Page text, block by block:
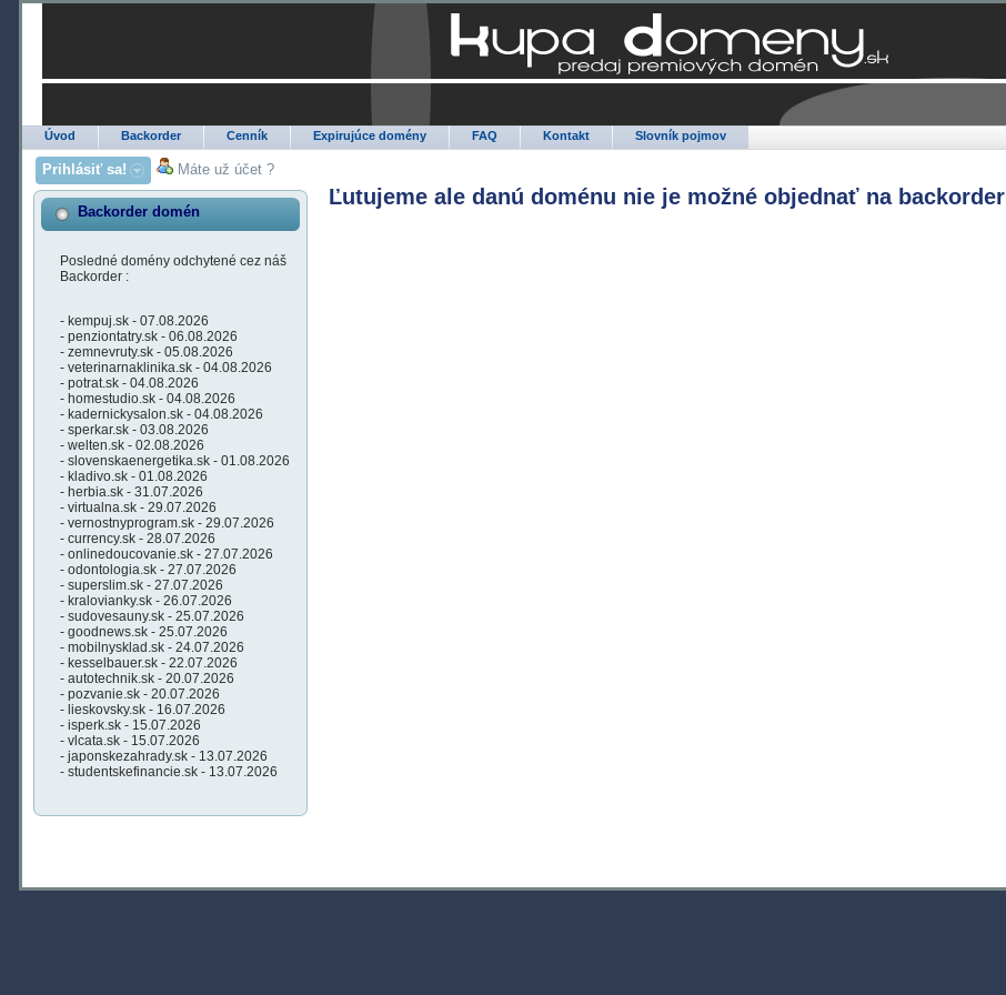
Úvod Backorder Cenník Expirujúce domény FAQ Kontakt Slovník pojmov
Prihlásiť sa! Máte už účet ?
Backorder domén
Posledné domény odchytené cez náš
Backorder :
- kempuj.sk - 07.08.2026
- penziontatry.sk - 06.08.2026
- zemnevruty.sk - 05.08.2026
- veterinarnaklinika.sk - 04.08.2026
- potrat.sk - 04.08.2026
- homestudio.sk - 04.08.2026
- kadernickysalon.sk - 04.08.2026
- sperkar.sk - 03.08.2026
- welten.sk - 02.08.2026
- slovenskaenergetika.sk - 01.08.2026
- kladivo.sk - 01.08.2026
- herbia.sk - 31.07.2026
- virtualna.sk - 29.07.2026
- vernostnyprogram.sk - 29.07.2026
- currency.sk - 28.07.2026
- onlinedoucovanie.sk - 27.07.2026
- odontologia.sk - 27.07.2026
- superslim.sk - 27.07.2026
- kralovianky.sk - 26.07.2026
- sudovesauny.sk - 25.07.2026
- goodnews.sk - 25.07.2026
- mobilnysklad.sk - 24.07.2026
- kesselbauer.sk - 22.07.2026
- autotechnik.sk - 20.07.2026
- pozvanie.sk - 20.07.2026
- lieskovsky.sk - 16.07.2026
- isperk.sk - 15.07.2026
- vlcata.sk - 15.07.2026
- japonskezahrady.sk - 13.07.2026
- studentskefinancie.sk - 13.07.2026
Ľutujeme ale danú doménu nie je možné objednať na backorder